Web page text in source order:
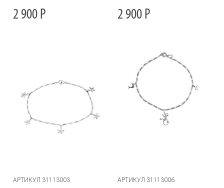
2 900 Р 2 900 Р
АРТИКУЛ 31113003 АРТИКУЛ 31113006